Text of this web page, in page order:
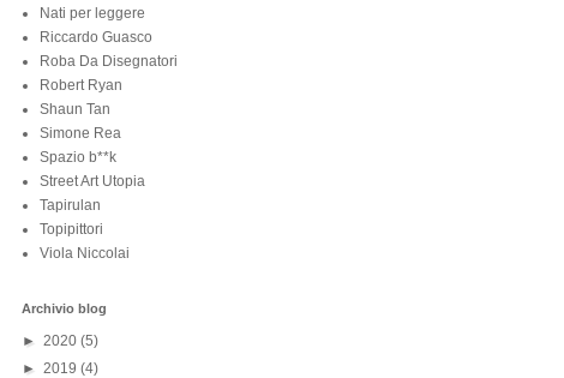
Nati per leggere
Riccardo Guasco
Roba Da Disegnatori
Robert Ryan
Shaun Tan
Simone Rea
Spazio b**k
Street Art Utopia
Tapirulan
Topipittori
Viola Niccolai
Archivio blog
► 2020 (5)
► 2019 (4)